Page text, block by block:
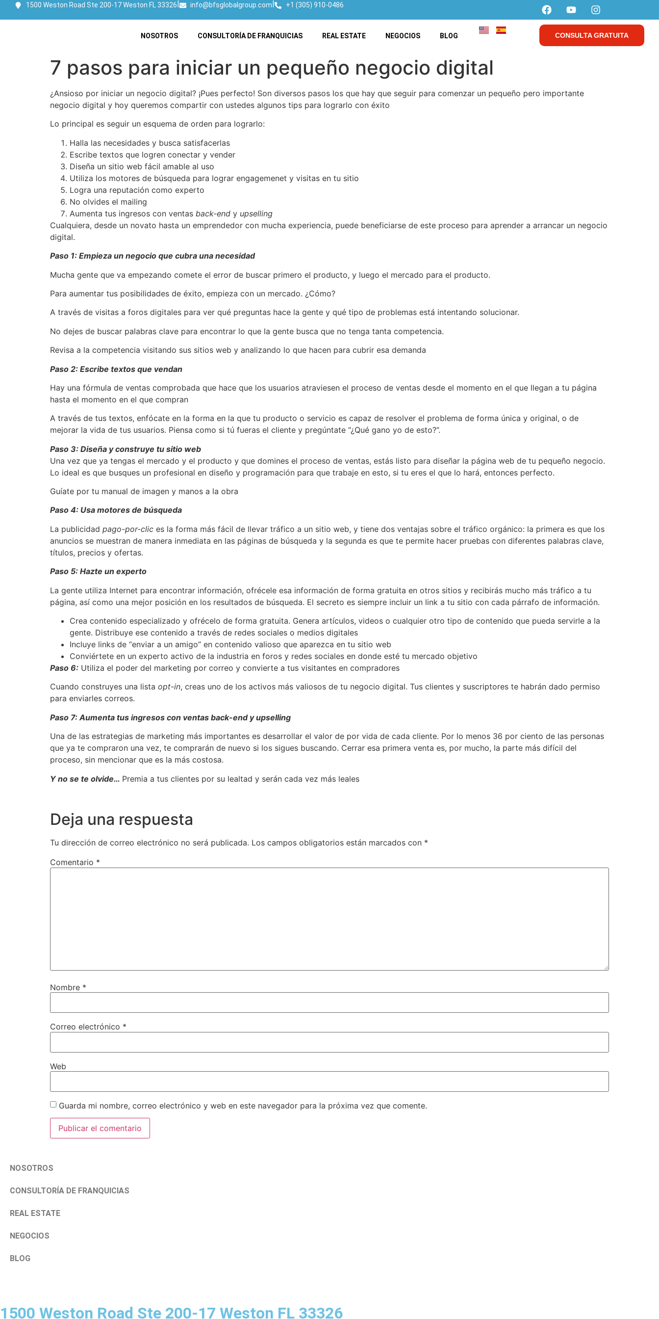
1500 Weston Road Ste 200-17 Weston FL 33326| info@bfsglobalgroup.com| +1 (305) 910-0486
NOSOTROS CONSULTORÍA DE FRANQUICIAS REAL ESTATE NEGOCIOS BLOG CONSULTA GRATUITA
7 pasos para iniciar un pequeño negocio digital
¿Ansioso por iniciar un negocio digital? ¡Pues perfecto! Son diversos pasos los que hay que seguir para comenzar un pequeño pero importante
negocio digital y hoy queremos compartir con ustedes algunos tips para lograrlo con éxito
Lo principal es seguir un esquema de orden para lograrlo:
Halla las necesidades y busca satisfacerlas
Escribe textos que logren conectar y vender
Diseña un sitio web fácil amable al uso
Utiliza los motores de búsqueda para lograr engagemenet y visitas en tu sitio
Logra una reputación como experto
No olvides el mailing
Aumenta tus ingresos con ventas back-end y upselling
Cualquiera, desde un novato hasta un emprendedor con mucha experiencia, puede beneficiarse de este proceso para aprender a arrancar un negocio
digital.
Paso 1: Empieza un negocio que cubra una necesidad
Mucha gente que va empezando comete el error de buscar primero el producto, y luego el mercado para el producto.
Para aumentar tus posibilidades de éxito, empieza con un mercado. ¿Cómo?
A través de visitas a foros digitales para ver qué preguntas hace la gente y qué tipo de problemas está intentando solucionar.
No dejes de buscar palabras clave para encontrar lo que la gente busca que no tenga tanta competencia.
Revisa a la competencia visitando sus sitios web y analizando lo que hacen para cubrir esa demanda
Paso 2: Escribe textos que vendan
Hay una fórmula de ventas comprobada que hace que los usuarios atraviesen el proceso de ventas desde el momento en el que llegan a tu página
hasta el momento en el que compran
A través de tus textos, enfócate en la forma en la que tu producto o servicio es capaz de resolver el problema de forma única y original, o de
mejorar la vida de tus usuarios. Piensa como si tú fueras el cliente y pregúntate “¿Qué gano yo de esto?”.
Paso 3: Diseña y construye tu sitio web
Una vez que ya tengas el mercado y el producto y que domines el proceso de ventas, estás listo para diseñar la página web de tu pequeño negocio.
Lo ideal es que busques un profesional en diseño y programación para que trabaje en esto, si tu eres el que lo hará, entonces perfecto.
Guíate por tu manual de imagen y manos a la obra
Paso 4: Usa motores de búsqueda
La publicidad pago-por-clic es la forma más fácil de llevar tráfico a un sitio web, y tiene dos ventajas sobre el tráfico orgánico: la primera es que los
anuncios se muestran de manera inmediata en las páginas de búsqueda y la segunda es que te permite hacer pruebas con diferentes palabras clave,
títulos, precios y ofertas.
Paso 5: Hazte un experto
La gente utiliza Internet para encontrar información, ofrécele esa información de forma gratuita en otros sitios y recibirás mucho más tráfico a tu
página, así como una mejor posición en los resultados de búsqueda. El secreto es siempre incluir un link a tu sitio con cada párrafo de información.
Crea contenido especializado y ofrécelo de forma gratuita. Genera artículos, videos o cualquier otro tipo de contenido que pueda servirle a la
gente. Distribuye ese contenido a través de redes sociales o medios digitales
Incluye links de “enviar a un amigo” en contenido valioso que aparezca en tu sitio web
Conviértete en un experto activo de la industria en foros y redes sociales en donde esté tu mercado objetivo
Paso 6: Utiliza el poder del marketing por correo y convierte a tus visitantes en compradores
Cuando construyes una lista opt-in, creas uno de los activos más valiosos de tu negocio digital. Tus clientes y suscriptores te habrán dado permiso
para enviarles correos.
Paso 7: Aumenta tus ingresos con ventas back-end y upselling
Una de las estrategias de marketing más importantes es desarrollar el valor de por vida de cada cliente. Por lo menos 36 por ciento de las personas
que ya te compraron una vez, te comprarán de nuevo si los sigues buscando. Cerrar esa primera venta es, por mucho, la parte más difícil del
proceso, sin mencionar que es la más costosa.
Y no se te olvide… Premia a tus clientes por su lealtad y serán cada vez más leales
Deja una respuesta
Tu dirección de correo electrónico no será publicada. Los campos obligatorios están marcados con *
Comentario *
Nombre *
Correo electrónico *
Web
Guarda mi nombre, correo electrónico y web en este navegador para la próxima vez que comente.
NOSOTROS
CONSULTORÍA DE FRANQUICIAS
REAL ESTATE
NEGOCIOS
BLOG
1500 Weston Road Ste 200-17 Weston FL 33326